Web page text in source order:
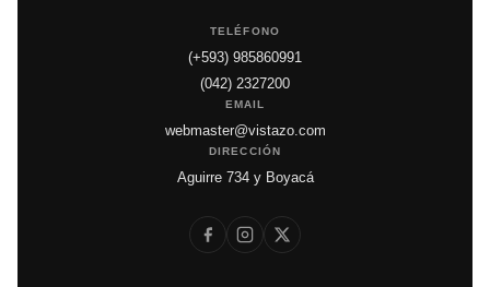
TELÉFONO
(+593) 985860991
(042) 2327200
EMAIL
webmaster@vistazo.com
DIRECCIÓN
Aguirre 734 y Boyacá